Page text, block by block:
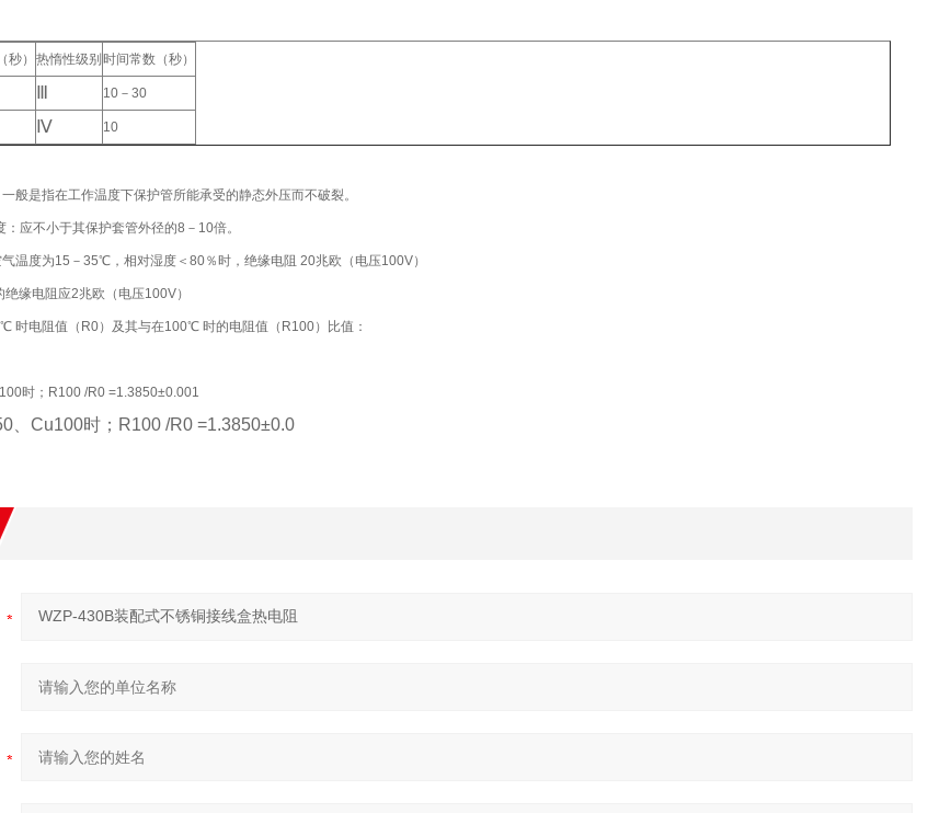
秒） 热惰性级别 时间常数（秒）
10－30
Ⅳ 10
般是指在工作温度下保护管所能承受的静态外压而不破裂。
应不小于其保护套管外径的8－10倍。
温度为15－35℃，相对湿度＜80％时，绝缘电阻 20兆欧（电压100V）
缘电阻应2兆欧（电压100V）
时电阻值（R0）及其与在100℃ 时的电阻值（R100）比值：
时；R100 /R0 =1.3850±0.001
Cu100时；R100 /R0 =1.3850±0.0